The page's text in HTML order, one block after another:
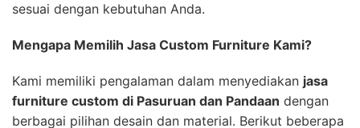
sesuai dengan kebutuhan Anda.
Mengapa Memilih Jasa Custom Furniture Kami?
Kami memiliki pengalaman dalam menyediakan jasa
furniture custom di Pasuruan dan Pandaan dengan
berbagai pilihan desain dan material. Berikut beberapa